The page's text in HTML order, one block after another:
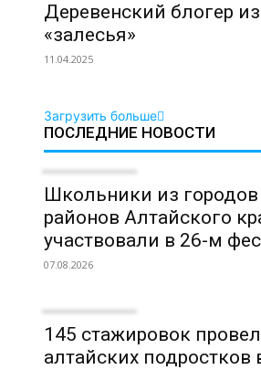
Деревенский блогер из
«залесья»
11.04.2025
Загрузить больше
ПОСЛЕДНИЕ НОВОСТИ
Школьники из городов
районов Алтайского
участвовали в 26-м
07.08.2026
145 стажировок
алтайских подростков